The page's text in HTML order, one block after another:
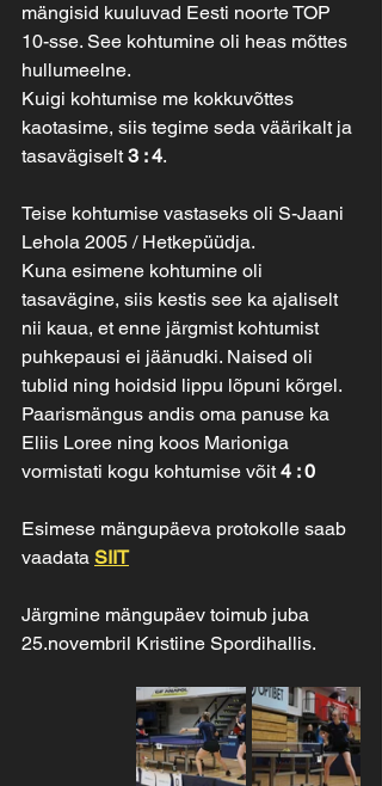
mängisid kuuluvad Eesti noorte TOP
10-sse. See kohtumine oli heas mõttes
hullumeelne.
Kuigi kohtumise me kokkuvõttes
kaotasime, siis tegime seda väärikalt ja
tasavägiselt 3 : 4.
Teise kohtumise vastaseks oli S-Jaani
Lehola 2005 / Hetkepüüdja.
Kuna esimene kohtumine oli
tasavägine, siis kestis see ka ajaliselt
nii kaua, et enne järgmist kohtumist
puhkepausi ei jäänudki. Naised oli
tublid ning hoidsid lippu lõpuni kõrgel.
Paarismängus andis oma panuse ka
Eliis Loree ning koos Marioniga
vormistati kogu kohtumise võit 4 : 0
Esimese mängupäeva protokolle saab
vaadata SIIT
Järgmine mängupäev toimub juba
25.novembril Kristiine Spordihallis.